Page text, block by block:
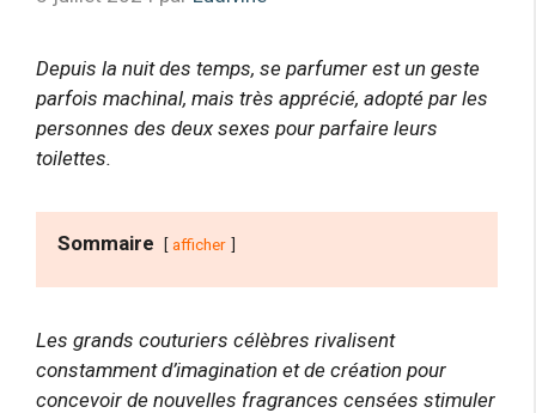
Depuis la nuit des temps, se parfumer est un geste
parfois machinal, mais très apprécié, adopté par les
personnes des deux sexes pour parfaire leurs
toilettes.
Sommaire afficher
Les grands couturiers célèbres rivalisent
constamment d’imagination et de création pour
concevoir de nouvelles fragrances censées stimuler